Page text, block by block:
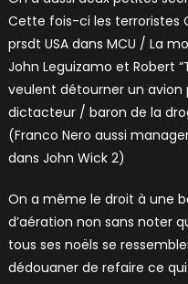
Cette fois-ci les terroristes
prsdt USA dans MCU / La
John Leguizamo et Robert
veulent détourner un avion
dictacteur / baron de la
(Franco Nero aussi
dans John Wick 2)
On a même le droit à une
d’aération non sans noter
tous ses noëls se
dédouaner de refaire ce